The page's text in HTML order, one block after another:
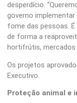
desperdício.
governo
fome das pessoas.
de forma a
hortifrútis, mercados
Os projetos
Executivo.
Proteção animal e